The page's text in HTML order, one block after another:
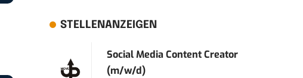
STELLENANZEIGEN
Social Media Content Creator
(m/w/d)